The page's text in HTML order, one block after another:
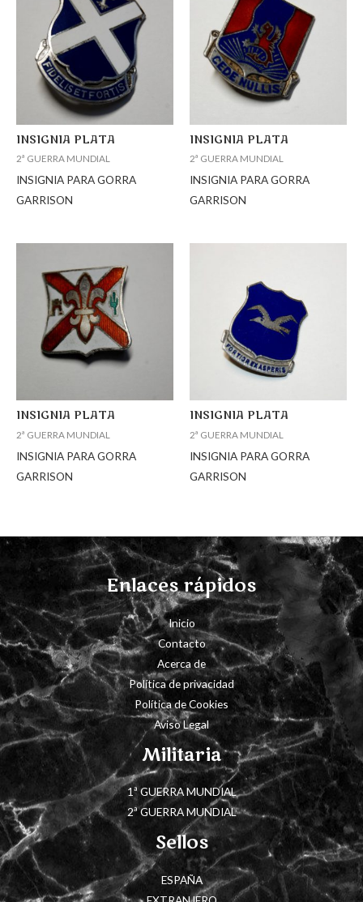
INSIGNIA PLATA
2ª GUERRA MUNDIAL
INSIGNIA PARA GORRA
GARRISON
INSIGNIA PLATA
2ª GUERRA MUNDIAL
INSIGNIA PARA GORRA
GARRISON
INSIGNIA PLATA
2ª GUERRA MUNDIAL
INSIGNIA PARA GORRA
GARRISON
INSIGNIA PLATA
2ª GUERRA MUNDIAL
INSIGNIA PARA GORRA
GARRISON
Enlaces rápidos
Inicio
Contacto
Acerca de
Política de privacidad
Política de Cookies
Aviso Legal
Militaria
1ª GUERRA MUNDIAL
2ª GUERRA MUNDIAL
Sellos
ESPAÑA